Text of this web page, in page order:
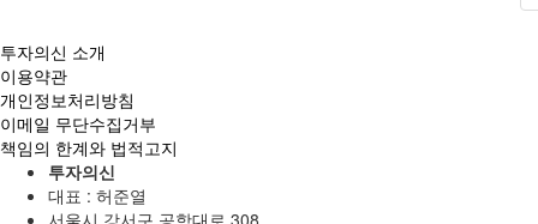
투자의신 소개
이용약관
개인정보처리방침
이메일 무단수집거부
책임의 한계와 법적고지
투자의신
대표 : 허준열